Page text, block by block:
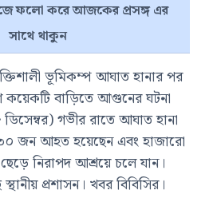
ফলো করে আজকের প্রসঙ্গ এর
সাথে থাকুন
ভূমিকম্প আঘাত হানার পর
বাড়িতে আগুনের ঘটনা
গভীর রাতে আঘাত হানা
জন আহত হয়েছেন এবং হাজারো
নিরাপদ আশ্রয়ে চলে যান।
প্রশাসন। খবর বিবিসির।